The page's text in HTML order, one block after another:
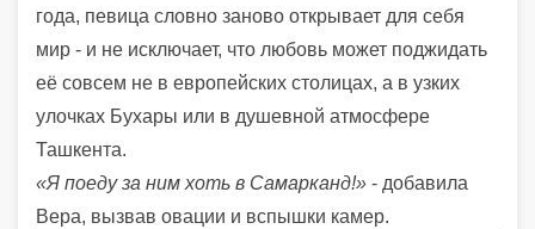
года, певица словно заново открывает для себя
мир - и не исключает, что любовь может поджидать
её совсем не в европейских столицах, а в узких
улочках Бухары или в душевной атмосфере
Ташкента.
«Я поеду за ним хоть в Самарканд!» - добавила
Вера, вызвав овации и вспышки камер.